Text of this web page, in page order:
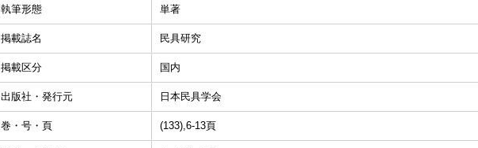
執筆形態 単著
掲載誌名 民具研究
掲載区分 国内
出版社・発行元 日本民具学会
巻・号・頁 (133),6-13頁